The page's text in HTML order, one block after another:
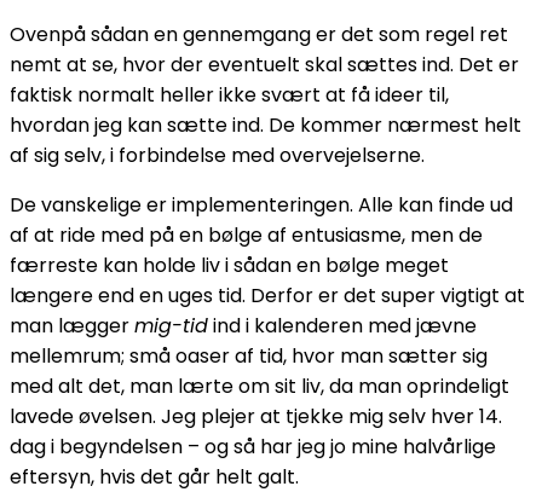
Ovenpå sådan en gennemgang er det som regel ret
nemt at se, hvor der eventuelt skal sættes ind. Det er
faktisk normalt heller ikke svært at få ideer til,
hvordan jeg kan sætte ind. De kommer nærmest helt
af sig selv, i forbindelse med overvejelserne.
De vanskelige er implementeringen. Alle kan finde ud
af at ride med på en bølge af entusiasme, men de
færreste kan holde liv i sådan en bølge meget
længere end en uges tid. Derfor er det super vigtigt at
man læggermig-tidind i kalenderen med jævne
mellemrum; små oaser af tid, hvor man sætter sig
med alt det, man lærte om sit liv, da man oprindeligt
lavede øvelsen. Jeg plejer at tjekke mig selv hver 14.
dag i begyndelsen – og så har jeg jo mine halvårlige
eftersyn, hvis det går helt galt.